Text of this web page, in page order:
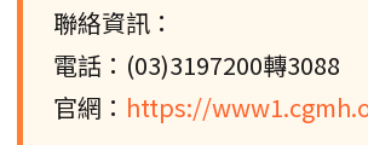
聯絡資訊：
電話：(03)3197200轉3088
官網： https://